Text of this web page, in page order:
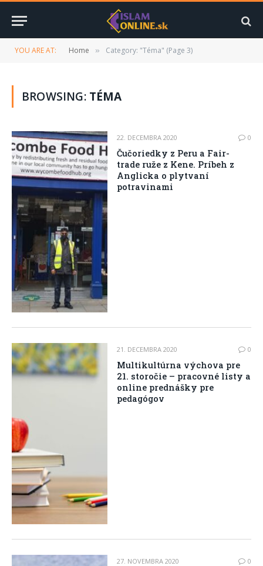
YOU ARE AT: Home » Category: "Téma" (Page 3)
BROWSING: TÉMA
22. DECEMBRA 2020 0
Čučoriedky z Peru a Fair-
trade ruže z Kene. Príbeh z
Anglicka o plytvaní
potravinami
21. DECEMBRA 2020 0
Multikultúrna výchova pre
21. storočie – pracovné listy a
online prednášky pre
pedagógov
27. NOVEMBRA 2020 0